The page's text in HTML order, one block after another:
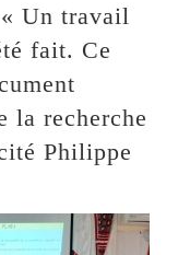
Un travail
fait. Ce
la recherche
Philippe